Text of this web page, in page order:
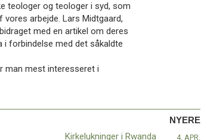
teologer og teologer i syd, som
arbejde. Lars Midtgaard,
med en artikel om deres
i forbindelse med det såkaldte
man mest interesseret i
NYERE
Kirkelukninger i Rwanda 4. APR.